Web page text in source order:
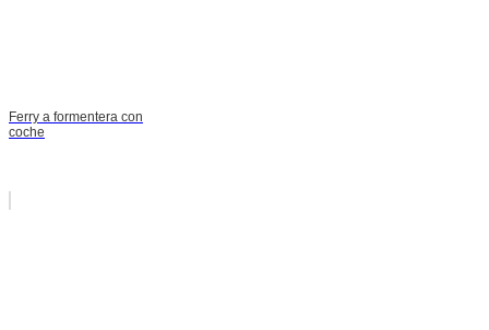
Ferry a formentera con
coche